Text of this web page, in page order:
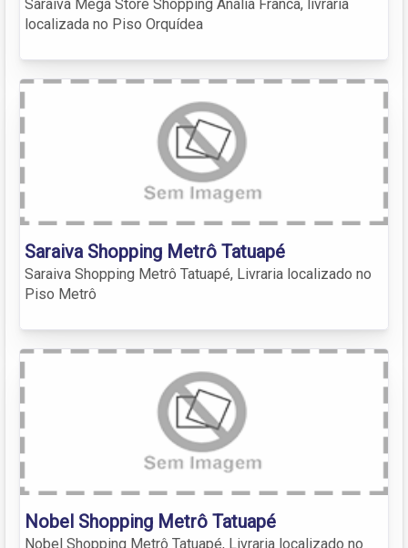
Saraiva Mega Store Shopping Anália Franca, livraria
localizada no Piso Orquídea
Saraiva Shopping Metrô Tatuapé
Saraiva Shopping Metrô Tatuapé, Livraria localizado no
Piso Metrô
Nobel Shopping Metrô Tatuapé
Nobel Shopping Metrô Tatuapé, Livraria localizado no